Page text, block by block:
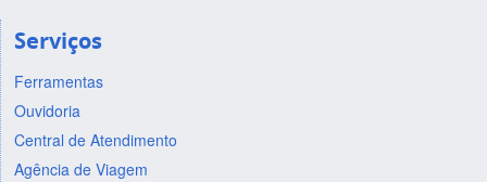
Serviços
Ferramentas
Ouvidoria
Central de Atendimento
Agência de Viagem